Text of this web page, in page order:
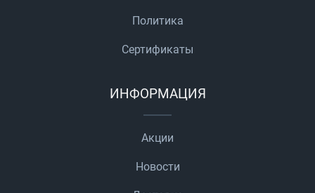
Политика
Сертификаты
ИНФОРМАЦИЯ
Акции
Новости